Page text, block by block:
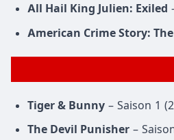
All Hail King Julien: Exiled
American Crime Story:
Tiger & Bunny – Saison 1
The Devil Punisher –